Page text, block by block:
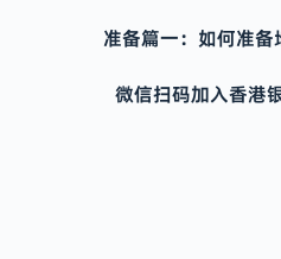
准备篇一：如何准备
微信扫码加入香港